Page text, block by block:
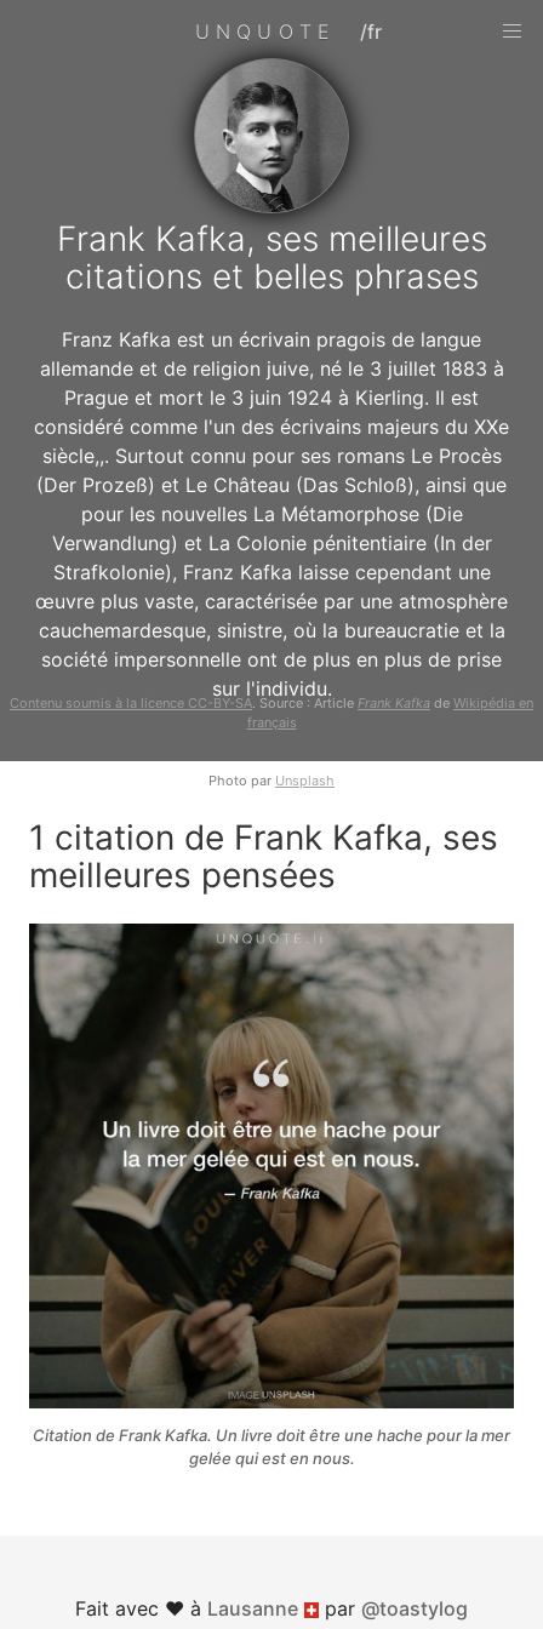
UNQUOTE /fr
Frank Kafka, ses meilleures
citations et belles phrases
Franz Kafka est un écrivain pragois de langue
allemande et de religion juive, né le 3 juillet 1883 à
Prague et mort le 3 juin 1924 à Kierling. Il est
considéré comme l'un des écrivains majeurs du XXe
siècle,,. Surtout connu pour ses romans Le Procès
(Der Prozeß) et Le Château (Das Schloß), ainsi que
pour les nouvelles La Métamorphose (Die
Verwandlung) et La Colonie pénitentiaire (In der
Strafkolonie), Franz Kafka laisse cependant une
œuvre plus vaste, caractérisée par une atmosphère
cauchemardesque, sinistre, où la bureaucratie et la
société impersonnelle ont de plus en plus de prise
sur l'individu.
Contenu soumis à la licence CC-BY-SA. Source : Article Frank Kafka de Wikipédia en
français
Photo par Unsplash
1 citation de Frank Kafka, ses
meilleures pensées
Citation de Frank Kafka. Un livre doit être une hache pour la mer
gelée qui est en nous.
Fait avec ♥︎ à Lausanne
Suisse par @toastylog